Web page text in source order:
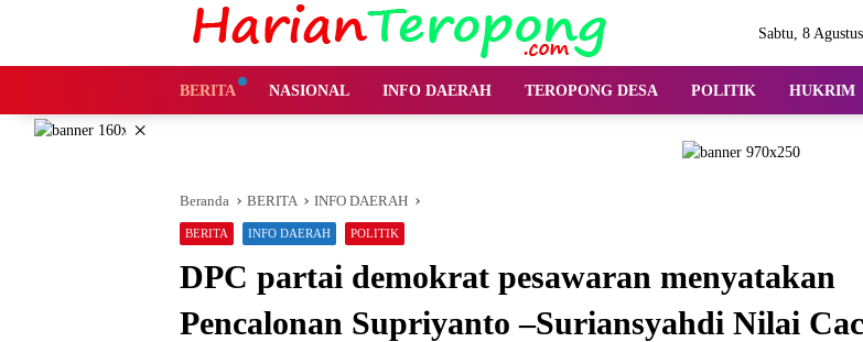
Sabtu, 8
BERITA NASIONAL INFO DAERAH TEROPONG DESA POLITIK HUKRIM
×
Beranda BERITA INFO DAERAH
BERITA INFO DAERAH POLITIK
DPC partai demokrat pesawaran menyatakan
Pencalonan Supriyanto –Suriansyahdi Nilai